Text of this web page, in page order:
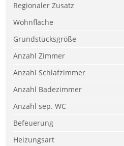
Regionaler Zusatz
Wohnfläche
Grundstücksgröße
Anzahl Zimmer
Anzahl Schlafzimmer
Anzahl Badezimmer
Anzahl sep. WC
Befeuerung
Heizungsart